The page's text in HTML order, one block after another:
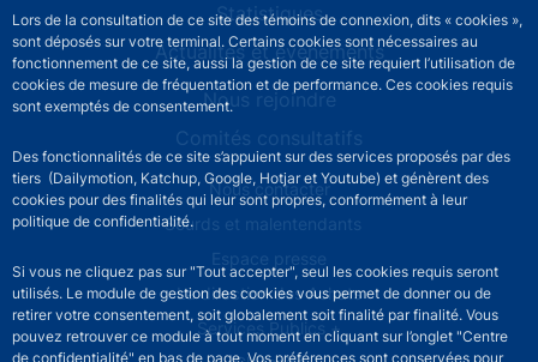
Lors de la consultation de ce site des témoins de connexion, dits « cookies »,
sont déposés sur votre terminal. Certains cookies sont nécessaires au
fonctionnement de ce site, aussi la gestion de ce site requiert l’utilisation de
cookies de mesure de fréquentation et de performance. Ces cookies requis
sont exemptés de consentement.
Des fonctionnalités de ce site s’appuient sur des services proposés par des
tiers (Dailymotion, Katchup, Google, Hotjar et Youtube) et génèrent des
cookies pour des finalités qui leur sont propres, conformément à leur
politique de confidentialité.
Si vous ne cliquez pas sur "Tout accepter", seul les cookies requis seront
utilisés. Le module de gestion des cookies vous permet de donner ou de
retirer votre consentement, soit globalement soit finalité par finalité. Vous
pouvez retrouver ce module à tout moment en cliquant sur l’onglet "Centre
de confidentialité" en bas de page. Vos préférences sont conservées pour
Statistiques
Actualités et événements
Nous rejoindre
Comités consultatifs
Footer secondary menuNous contacter
Sourds et malentendants
Espace presse
La direction des Achats
Services Publics +